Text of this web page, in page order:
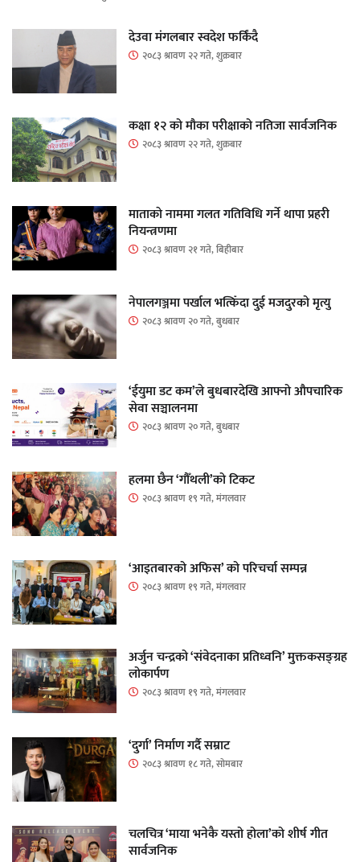
देउवा मंगलबार स्वदेश फर्किंदै
२०८३ श्रावण २२ गते, शुक्रबार
कक्षा १२ को मौका परीक्षाको नतिजा सार्वजनिक
२०८३ श्रावण २२ गते, शुक्रबार
माताकाे नाममा गलत गतिविधि गर्ने थापा प्रहरी
नियन्त्रणमा
२०८३ श्रावण २१ गते, बिहीबार
नेपालगञ्जमा पर्खाल भत्किँदा दुई मजदुरको मृत्यु
२०८३ श्रावण २० गते, बुधबार
‘ईयुमा डट कम’ले बुधबारदेखि आफ्नो औपचारिक
सेवा सञ्चालनमा
२०८३ श्रावण २० गते, बुधबार
हलमा छैन ‘गौँथली’को टिकट
२०८३ श्रावण १९ गते, मंगलवार
‘आइतबारको अफिस’ को परिचर्चा सम्पन्न
२०८३ श्रावण १९ गते, मंगलवार
अर्जुन चन्द्रको ‘संवेदनाका प्रतिध्वनि’ मुक्तकसङ्ग्रह
लोकार्पण
२०८३ श्रावण १९ गते, मंगलवार
‘दुर्गा’ निर्माण गर्दै सम्राट
२०८३ श्रावण १८ गते, सोमबार
चलचित्र ‘माया भनेकै यस्तो होला’को शीर्ष गीत
सार्वजनिक